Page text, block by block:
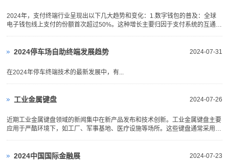
2024年，支付终端行业呈现出以下几大趋势和变化：1.数字钱包的普及：全球
电子钱包线上支付的份额首次超过50%。这种增长主要归因于支付系统的互通性
场，二者占据了94.25...
2024-07-31
2024停车场自助终端发展趋势
在2024年停车终端技术的最新发展中，有...
2024-07-26
工业金属键盘
近期工业金属键盘领域的新闻集中在新产品发布和技术创新。工业金属键盘主要
应用于严酷环境下，如工厂、军事基地、医疗设施等场所。这些键盘通常采用不
和防尘。某些产品还集...
2024-07-23
2024中国国际金融展